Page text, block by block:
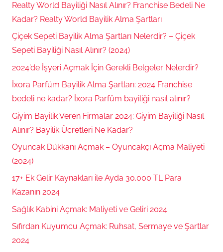
Realty World Bayiliği Nasıl Alınır? Franchise Bedeli Ne
Kadar? Realty World Bayilik Alma Şartları
Çiçek Sepeti Bayilik Alma Şartları Nelerdir? – Çiçek
Sepeti Bayiliği Nasıl Alınır? (2024)
2024’de İşyeri Açmak İçin Gerekli Belgeler Nelerdir?
İxora Parfüm Bayilik Alma Şartları: 2024 Franchise
bedeli ne kadar? İxora Parfüm bayiliği nasıl alınır?
Giyim Bayilik Veren Firmalar 2024: Giyim Bayiliği Nasıl
Alınır? Bayilik Ücretleri Ne Kadar?
Oyuncak Dükkanı Açmak – Oyuncakçı Açma Maliyeti
(2024)
17+ Ek Gelir Kaynakları ile Ayda 30.000 TL Para
Kazanın 2024
Sağlık Kabini Açmak: Maliyeti ve Geliri 2024
Sıfırdan Kuyumcu Açmak: Ruhsat, Sermaye ve Şartlar
2024